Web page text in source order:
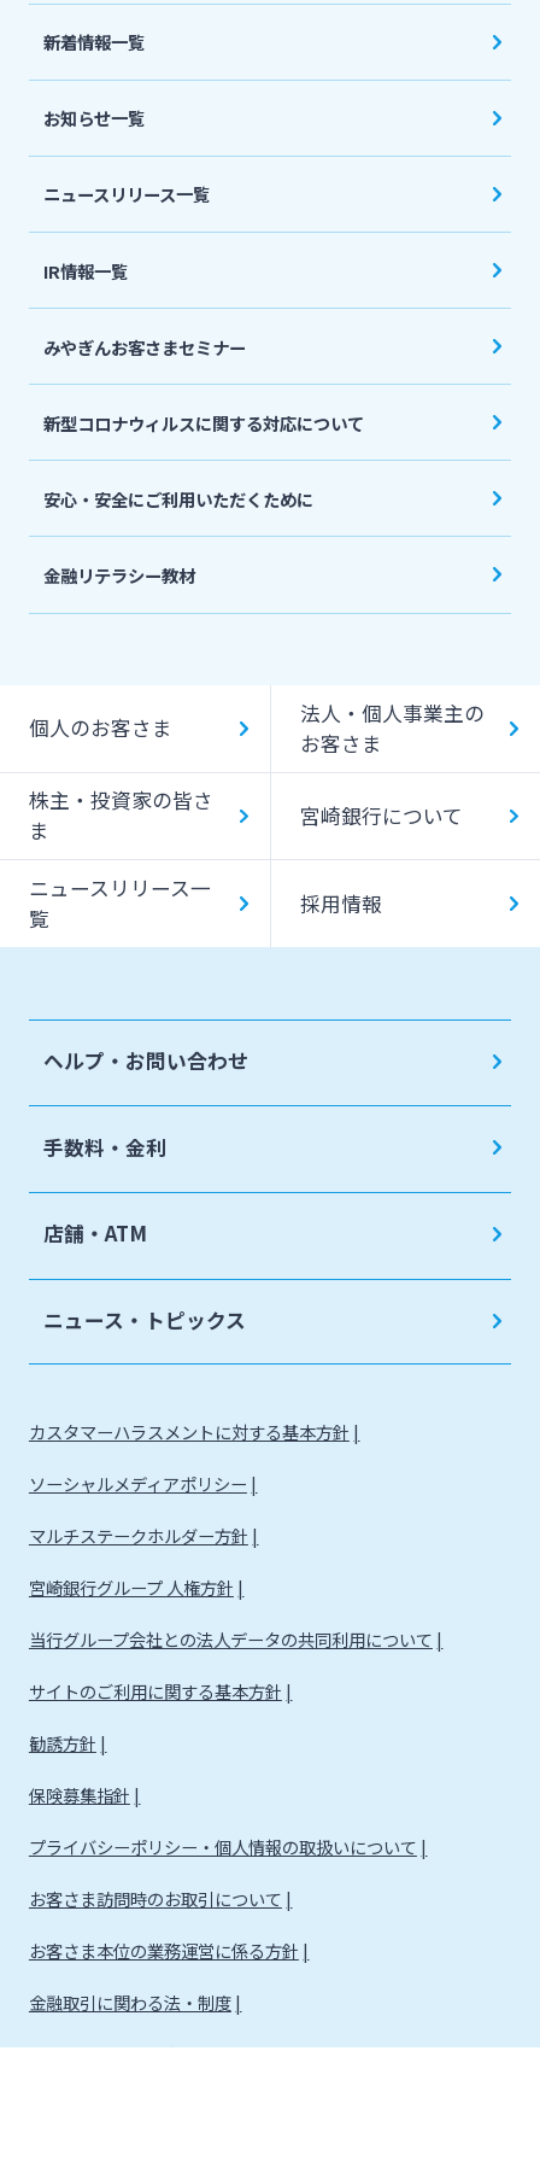
法人・個人事業主のお客さま
宮崎銀行について
ニュースリリース一覧
採用情報
お問い合わせ先一覧
新着情報一覧
お知らせ一覧
ニュースリリース一覧
IR情報一覧
みやぎんお客さまセミナー
新型コロナウィルスに関する対応について
安心・安全にご利用いただくために
金融リテラシー教材
個人のお客さま
法人・個人事業主の
お客さま
株主・投資家の皆さ
ま
宮崎銀行について
ニュースリリース一
覧
採用情報
ヘルプ・お問い合わせ
手数料・金利
店舗・ATM
ニュース・トピックス
カスタマーハラスメントに対する基本方針
ソーシャルメディアポリシー
マルチステークホルダー方針
宮崎銀行グループ 人権方針
当行グループ会社との法人データの共同利用について
サイトのご利用に関する基本方針
勧誘方針
保険募集指針
プライバシーポリシー・個人情報の取扱いについて
お客さま訪問時のお取引について
お客さま本位の業務運営に係る方針
金融取引に関わる法・制度
金融取引に関わる方針